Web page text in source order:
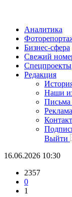
Аналитика
Бизнес-сфера
Свежий
Спецпроекты
Редакция
Наши
Письма
Реклама
Выйти
16.06.2026 10:30
2357
0
1